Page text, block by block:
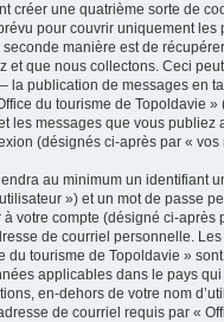
créer une quatrième sorte de
pour couvrir uniquement les
seconde manière est de
et que nous collectons. Ceci
la publication de messages en
du tourisme de Topoldavie
les messages que vous publiez
(désignés ci-après par « vos
au minimum un identifiant
») et un mot de passe
votre compte (désigné ci-après
de courriel personnelle.
du tourisme de Topoldavie »
applicables dans le pays
en-dehors de votre nom
de courriel requis par «